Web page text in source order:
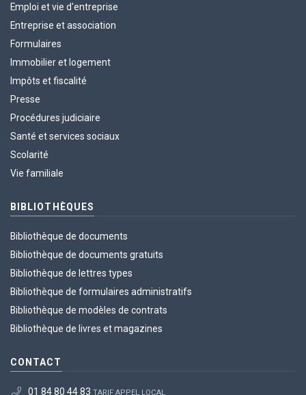
Emploi et vie d'entreprise
Entreprise et association
Formulaires
Immobilier et logement
Impôts et fiscalité
Presse
Procédures judiciaire
Santé et services sociaux
Scolarité
Vie familiale
BIBLIOTHÈQUES
Bibliothèque de documents
Bibliothèque de documents gratuits
Bibliothèque de lettres types
Bibliothèque de formulaires administratifs
Bibliothèque de modèles de contrats
Bibliothèque de livres et magazines
CONTACT
01 84 80 44 83 TARIF APPEL LOCAL